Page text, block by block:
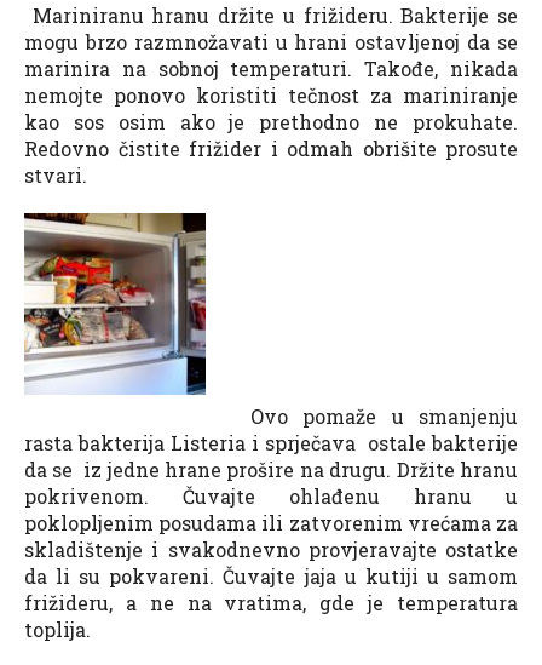
Mariniranu hranu držite u frižideru. Bakterije se
mogu brzo razmnožavati u hrani ostavljenoj da se
marinira na sobnoj temperaturi. Takođe, nikada
nemojte ponovo koristiti tečnost za mariniranje
kao sos osim ako je prethodno ne prokuhate.
Redovno čistite frižider i odmah obrišite prosute
stvari.
Ovo pomaže u smanjenju
rasta bakterija Listeria i sprječava ostale bakterije
da se iz jedne hrane prošire na drugu. Držite hranu
pokrivenom. Čuvajte ohlađenu hranu u
poklopljenim posudama ili zatvorenim vrećama za
skladištenje i svakodnevno provjeravajte ostatke
da li su pokvareni. Čuvajte jaja u kutiji u samom
frižideru, a ne na vratima, gde je temperatura
toplija.